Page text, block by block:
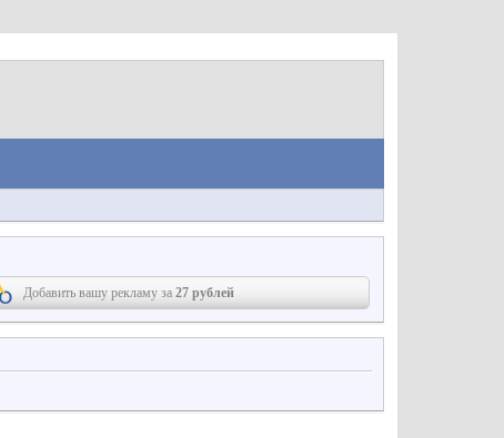
Добавить вашу рекламу за27 рублей